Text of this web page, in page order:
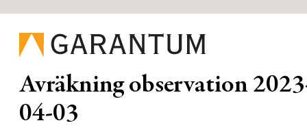
Avräkning observation
04-03